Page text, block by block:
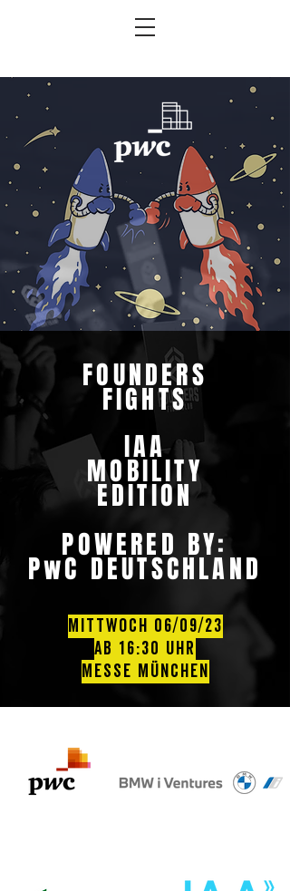
FOUNDERS
FIGHTS
IAA
MOBILITY
EDITION
POWERED BY:
PwC DEUTSCHLAND
MITTWOCH 06/09/23
ab 16:30 Uhr
messe münchen